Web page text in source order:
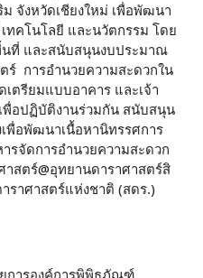
จังหวัดเชียงใหม่ เพื่อพัฒนา
ทคโนโลยี และนวัตกรรม โดย
นที่ และสนับสนุนงบประมาณ
ร์ การอำนวยความสะดวกใน
ตรียมแบบอาคาร และเจ้า
พื่อปฏิบัติงานร่วมกัน สนับสนุน
พื่อพัฒนาเนื้อหานิทรรศการ
รจัดการอำนวยความสะดวก
สตร์@อุทยานดาราศาสตร์สิ
ราศาสตร์แห่งชาติ (สดร.)